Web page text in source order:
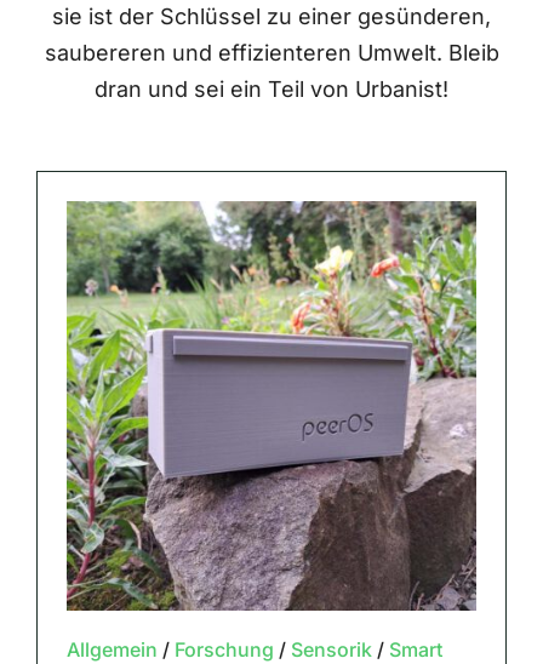
sie ist der Schlüssel zu einer gesünderen,
saubereren und effizienteren Umwelt. Bleib
dran und sei ein Teil von Urbanist!
Allgemein / Forschung / Sensorik/ Smart